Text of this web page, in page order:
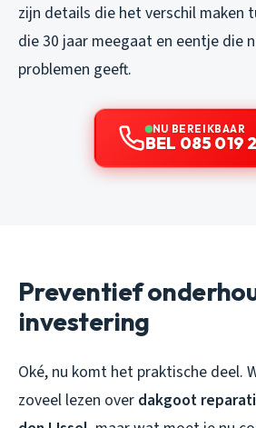
zijn details die het verschil maken
die 30 jaar meegaat en eentje die
problemen geeft.
NU BEREIKBAAR
BEL 085 019
Preventief
investering
Oké, nu komt het praktische deel.
zoveel lezen over dakgoot